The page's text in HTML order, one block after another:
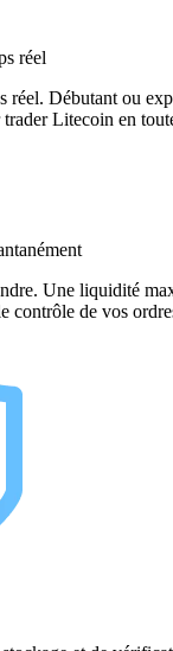
réel
réel. Débutant ou
Litecoin en
Une liquidité
contrôle de vos